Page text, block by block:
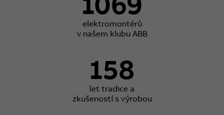
elektromontérů
v našem klubu ABB
158
let tradice a
zkušeností s výrobou